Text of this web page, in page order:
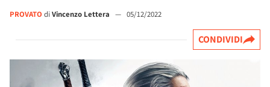
PROVATO di Vincenzo Lettera — 05/12/2022
CONDIVIDI